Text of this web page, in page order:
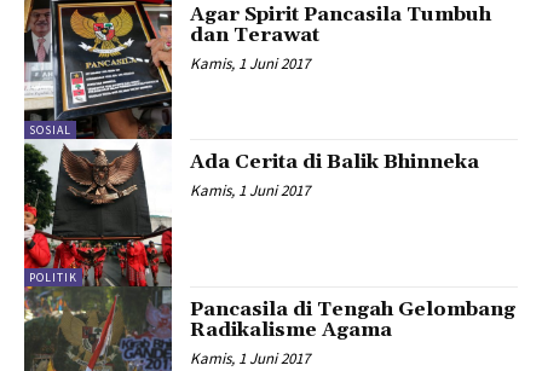
SOSIAL
Agar Spirit Pancasila Tumbuh
dan Terawat
Kamis, 1 Juni 2017
POLITIK
Ada Cerita di Balik Bhinneka
Kamis, 1 Juni 2017
Pancasila di Tengah Gelombang
Radikalisme Agama
Kamis, 1 Juni 2017